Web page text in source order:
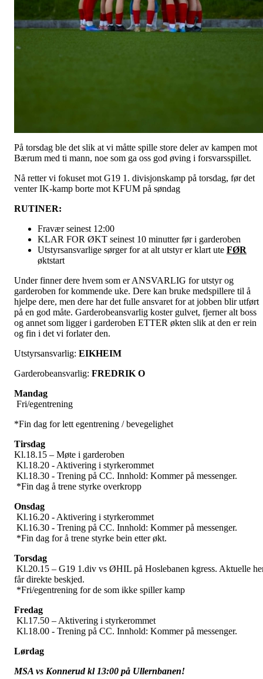
På torsdag ble det slik at vi måtte spille store deler av kampen mot
Bærum med ti mann, noe som ga oss god øving i forsvarsspillet.
Nå retter vi fokuset mot G19 1. divisjonskamp på torsdag, før det
venter IK-kamp borte mot KFUM på søndag
RUTINER:
Fravær seinest 12:00
KLAR FOR ØKT seinest 10 minutter før i garderoben
Utstyrsansvarlige sørger for at alt utstyr er klart ute FØR
øktstart
Under finner dere hvem som er ANSVARLIG for utstyr og
garderoben for kommende uke. Dere kan bruke medspillere til å
hjelpe dere, men dere har det fulle ansvaret for at jobben blir utført
på en god måte. Garderobeansvarlig koster gulvet, fjerner alt boss
og annet som ligger i garderoben ETTER økten slik at den er rein
og fin i det vi forlater den.
Utstyrsansvarlig: EIKHEIM
Garderobeansvarlig: FREDRIK O
Mandag
Fri/egentrening
*Fin dag for lett egentrening / bevegelighet
Tirsdag
Kl.18.15 – Møte i garderoben
Kl.18.20 - Aktivering i styrkerommet
Kl.18.30 - Trening på CC. Innhold: Kommer på messenger.
*Fin dag å trene styrke overkropp
Onsdag
Kl.16.20 - Aktivering i styrkerommet
Kl.16.30 - Trening på CC. Innhold: Kommer på messenger.
*Fin dag for å trene styrke bein etter økt.
Torsdag
Kl.20.15 – G19 1.div vs ØHIL på Hoslebanen kgress. Aktuelle
får direkte beskjed.
*Fri/egentrening for de som ikke spiller kamp
Fredag
Kl.17.50 – Aktivering i styrkerommet
Kl.18.00 - Trening på CC. Innhold: Kommer på messenger.
Lørdag
MSA vs Konnerud kl 13:00 på Ullernbanen!